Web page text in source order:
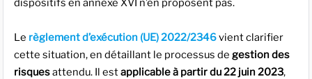
dispositifs en annexe XVI n’en proposent pas.
Le règlement d’exécution (UE) 2022/2346vient clarifier
cette situation, en détaillant le processus de gestion des
risquesattendu. Il estapplicable à partir du 22 juin 2023,